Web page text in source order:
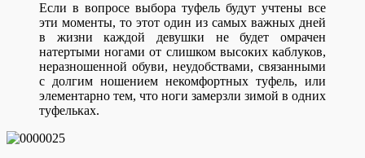
Если в вопросе выбора туфель будут учтены все
эти моменты, то этот один из самых важных дней
в жизни каждой девушки не будет омрачен
натертыми ногами от слишком высоких каблуков,
неразношенной обуви, неудобствами, связанными
с долгим ношением некомфортных туфель, или
элементарно тем, что ноги замерзли зимой в одних
туфельках.